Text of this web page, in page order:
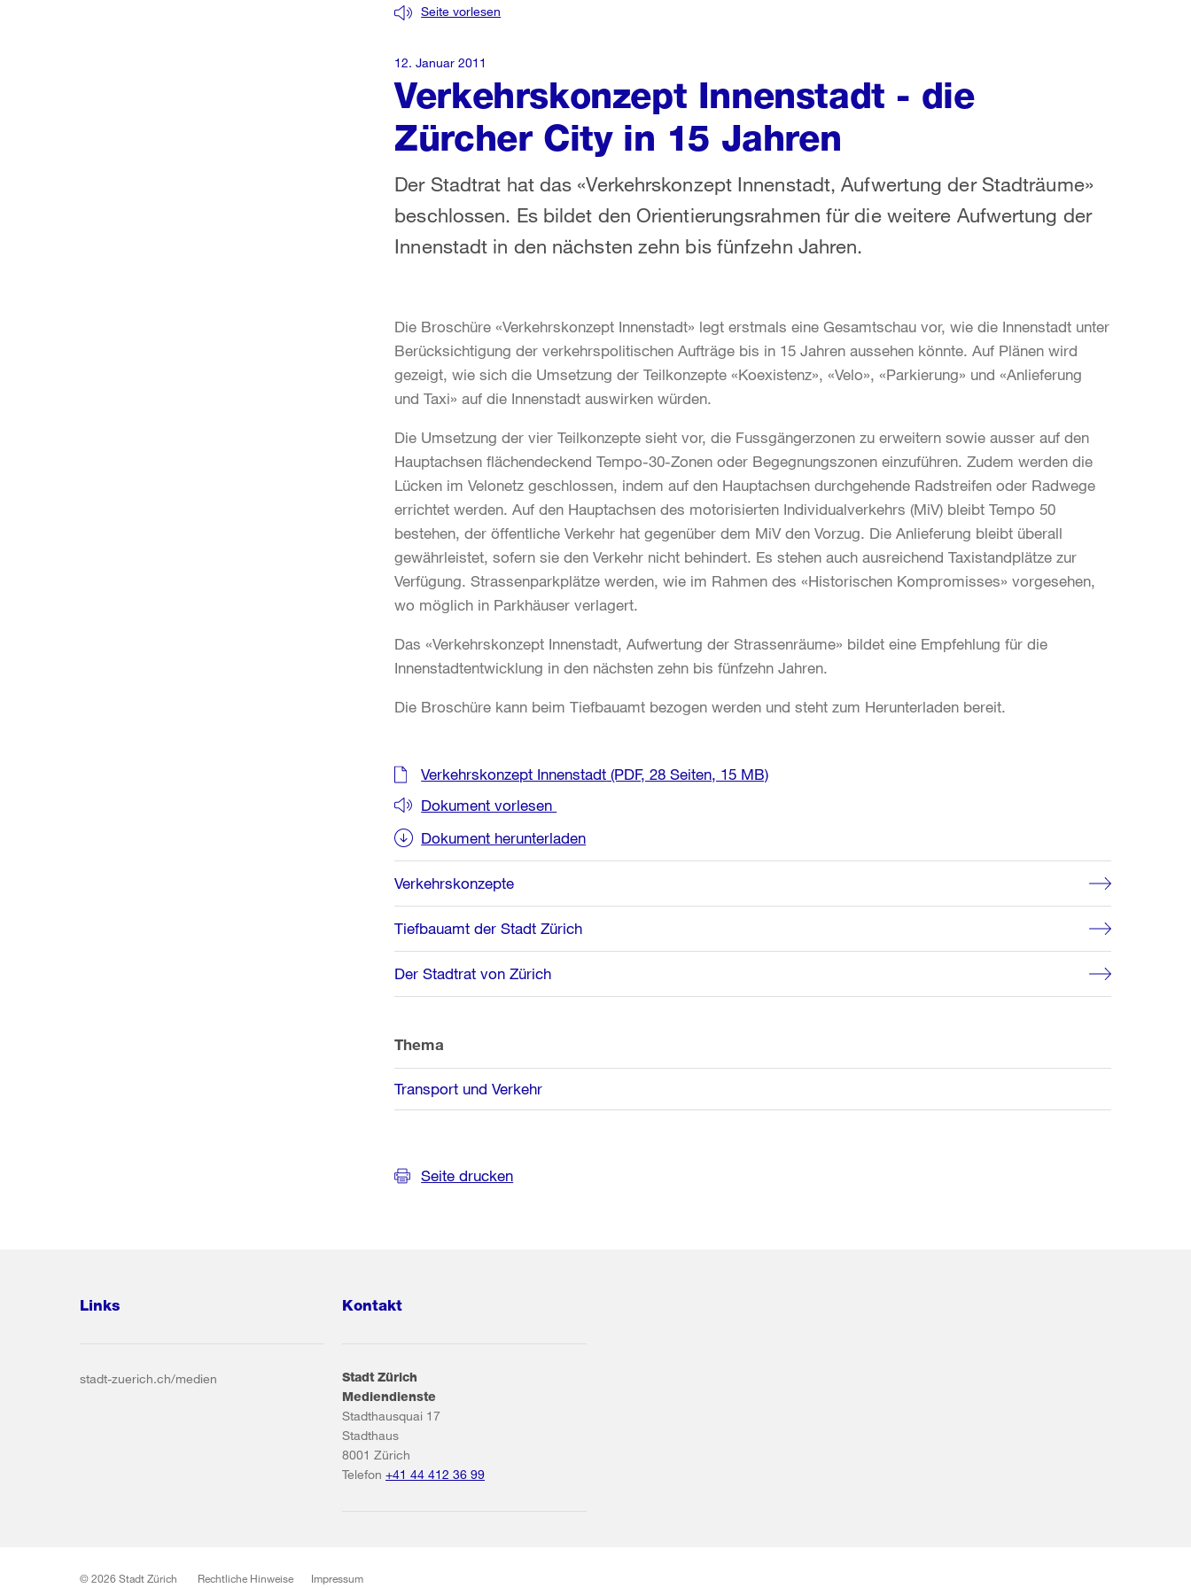
Verkehrskonzept Innenstadt - die
Zürcher City in 15 Jahren
Seite vorlesen
Der Stadtrat hat das «Verkehrskonzept Innenstadt, Aufwertung der Stadträume»
beschlossen. Es bildet den Orientierungsrahmen für die weitere Aufwertung der
Innenstadt in den nächsten zehn bis fünfzehn Jahren.
12. Januar 2011
Die Broschüre «Verkehrskonzept Innenstadt» legt erstmals eine Gesamtschau vor, wie die Innenstadt unter
Berücksichtigung der verkehrspolitischen Aufträge bis in 15 Jahren aussehen könnte. Auf Plänen wird
gezeigt, wie sich die Umsetzung der Teilkonzepte «Koexistenz», «Velo», «Parkierung» und «Anlieferung
und Taxi» auf die Innenstadt auswirken würden.
Die Umsetzung der vier Teilkonzepte sieht vor, die Fussgängerzonen zu erweitern sowie ausser auf den
Hauptachsen flächendeckend Tempo-30-Zonen oder Begegnungszonen einzuführen. Zudem werden die
Lücken im Velonetz geschlossen, indem auf den Hauptachsen durchgehende Radstreifen oder Radwege
errichtet werden. Auf den Hauptachsen des motorisierten Individualverkehrs (MiV) bleibt Tempo 50
bestehen, der öffentliche Verkehr hat gegenüber dem MiV den Vorzug. Die Anlieferung bleibt überall
gewährleistet, sofern sie den Verkehr nicht behindert. Es stehen auch ausreichend Taxistandplätze zur
Verfügung. Strassenparkplätze werden, wie im Rahmen des «Historischen Kompromisses» vorgesehen,
wo möglich in Parkhäuser verlagert.
Das «Verkehrskonzept Innenstadt, Aufwertung der Strassenräume» bildet eine Empfehlung für die
Innenstadtentwicklung in den nächsten zehn bis fünfzehn Jahren.
Die Broschüre kann beim Tiefbauamt bezogen werden und steht zum Herunterladen bereit.
Weitere
Informationen
Verkehrskonzept Innenstadt (PDF, 28 Seiten, 15 MB)
Dokument vorlesen
Dokument herunterladen
Verkehrskonzepte
Tiefbauamt der Stadt Zürich
Der Stadtrat von Zürich
Thema
Transport und Verkehr
Seite drucken
Links
stadt-zuerich.ch/medien
Kontakt
Stadt Zürich
Mediendienste
Stadthausquai 17
Stadthaus
8001 Zürich
Telefon +41 44 412 36 99
© 2026 Stadt Zürich Rechtliche Hinweise Impressum